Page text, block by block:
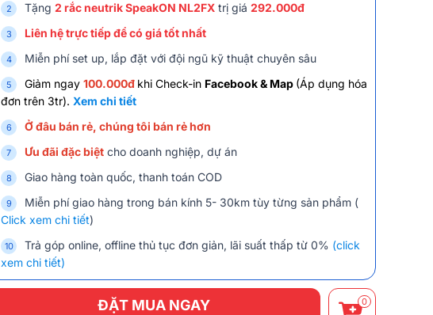
Tặng 2 rắc neutrik SpeakON NL2FX trị giá 292.000đ
Liên hệ trực tiếp để có giá tốt nhất
Miễn phí set up, lắp đặt với đội ngũ kỹ thuật chuyên sâu
Giảm ngay 100.000đ khi Check-in Facebook & Map (Áp dụng hóa
đơn trên 3tr). Xem chi tiết
Ở đâu bán rẻ, chúng tôi bán rẻ hơn
Ưu đãi đặc biệt cho doanh nghiệp, dự án
Giao hàng toàn quốc, thanh toán COD
Miễn phí giao hàng trong bán kính 5- 30km tùy từng sản phẩm (
Click xem chi tiết)
Trả góp online, offline thủ tục đơn giản, lãi suất thấp từ 0% (click
xem chi tiết)
ĐẶT MUA NGAY 0